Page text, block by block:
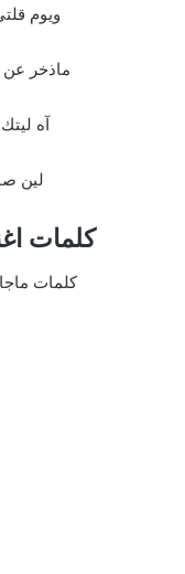
ويوم
ماذخر
آه
لين
كلمات
كلمات